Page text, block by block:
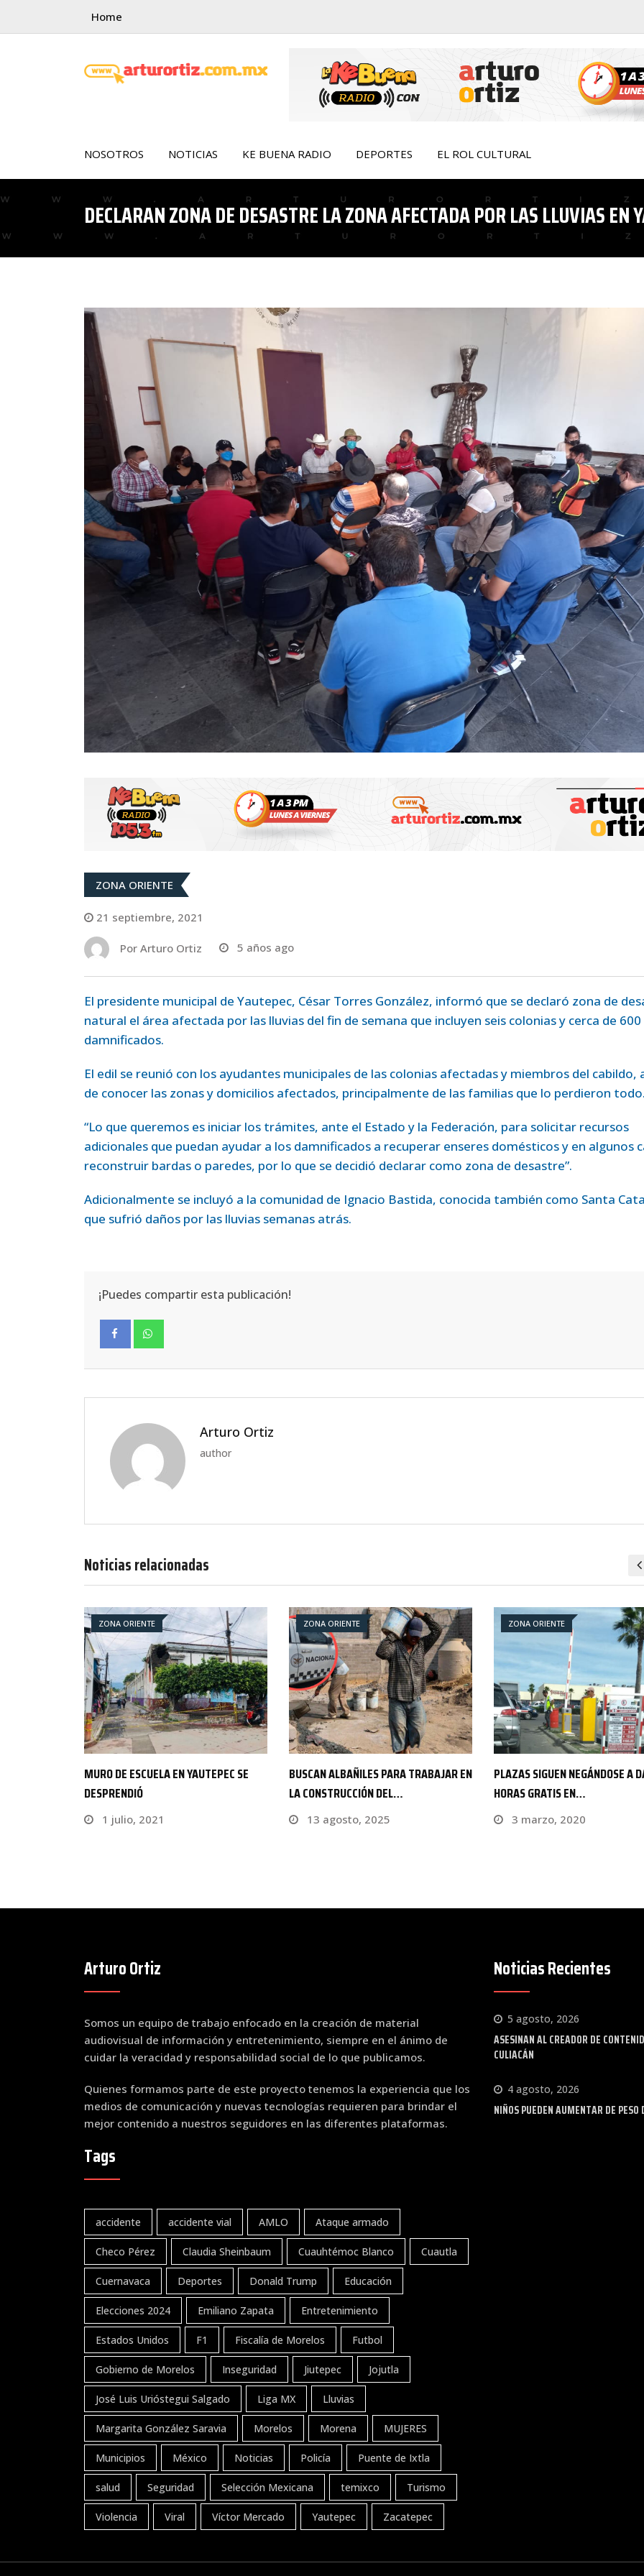
Home
NOSOTROS NOTICIAS KE BUENA RADIO DEPORTES EL ROL CULTURAL
DECLARAN ZONA DE DESASTRE LA ZONA AFECTADA POR LAS LLUVIAS EN
ZONA ORIENTE
21 septiembre, 2021
Por Arturo Ortiz 5 años ago
El presidente municipal de Yautepec, César Torres González, informó que se declaró zona de
natural el área afectada por las lluvias del fin de semana que incluyen seis colonias y cerca de 600
damnificados.
El edil se reunió con los ayudantes municipales de las colonias afectadas y miembros del cabildo,
de conocer las zonas y domicilios afectados, principalmente de las familias que lo perdieron todo.
“Lo que queremos es iniciar los trámites, ante el Estado y la Federación, para solicitar recursos
adicionales que puedan ayudar a los damnificados a recuperar enseres domésticos y en algunos
reconstruir bardas o paredes, por lo que se decidió declarar como zona de desastre”.
Adicionalmente se incluyó a la comunidad de Ignacio Bastida, conocida también como Santa
que sufrió daños por las lluvias semanas atrás.
¡Puedes compartir esta publicación!
Arturo Ortiz
author
Noticias relacionadas
ZONA ORIENTE
BUSCAN ALBAÑILES PARA TRABAJAR EN
LA CONSTRUCCIÓN DEL…
13 agosto, 2025
ZONA ORIENTE
PLAZAS SIGUEN NEGÁNDOSE A DAR
HORAS GRATIS EN…
3 marzo, 2020
ZONA ORIENTE
RELACIONAN CON OTRO
CINCO DE DIEZ…
16 junio, 2022
Arturo Ortiz
Somos un equipo de trabajo enfocado en la creación de material
audiovisual de información y entretenimiento, siempre en el ánimo de
cuidar la veracidad y responsabilidad social de lo que publicamos.
Quienes formamos parte de este proyecto tenemos la experiencia que los
medios de comunicación y nuevas tecnologías requieren para brindar el
mejor contenido a nuestros seguidores en las diferentes plataformas.
Tags
accidente accidente vial AMLO Ataque armado
Checo Pérez Claudia Sheinbaum Cuauhtémoc Blanco Cuautla
Cuernavaca Deportes Donald Trump Educación
Elecciones 2024 Emiliano Zapata Entretenimiento
Estados Unidos F1 Fiscalía de Morelos Futbol
Gobierno de Morelos Inseguridad Jiutepec Jojutla
José Luis Urióstegui Salgado Liga MX Lluvias
Margarita González Saravia Morelos Morena MUJERES
Municipios México Noticias Policía Puente de Ixtla
salud Seguridad Selección Mexicana temixco Turismo
Violencia Viral Víctor Mercado Yautepec Zacatepec
Noticias Recientes
5 agosto, 2026
ASESINAN AL CREADOR DE
CULIACÁN
4 agosto, 2026
NIÑOS PUEDEN AUMENTAR DE